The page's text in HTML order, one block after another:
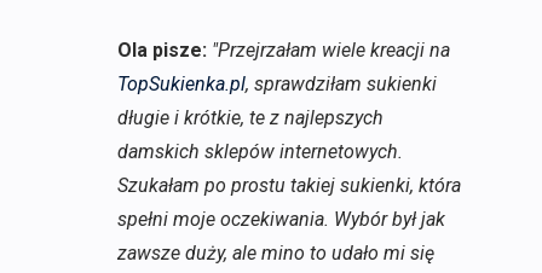
Ola pisze: "Przejrzałam wiele kreacji na
TopSukienka.pl, sprawdziłam sukienki
długie i krótkie, te z najlepszych
damskich sklepów internetowych.
Szukałam po prostu takiej sukienki, która
spełni moje oczekiwania. Wybór był jak
zawsze duży, ale mino to udało mi się